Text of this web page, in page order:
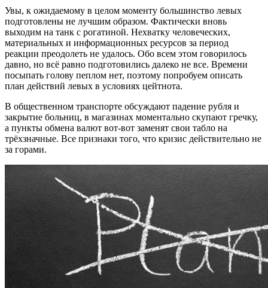
Увы, к ожидаемому в целом моменту большинство левых
подготовлены не лучшим образом. Фактически вновь
выходим на танк с рогатиной. Нехватку человеческих,
материальных и информационных ресурсов за период
реакции преодолеть не удалось. Обо всем этом говорилось
давно, но всё равно подготовились далеко не все. Времени
посыпать голову пеплом нет, поэтому попробуем описать
план действий левых в условиях цейтнота.
В общественном транспорте обсуждают падение рубля и
закрытие больниц, в магазинах моментально скупают гречку,
а пункты обмена валют вот-вот заменят свои табло на
трёхзначные. Все признаки того, что кризис действительно не
за горами.